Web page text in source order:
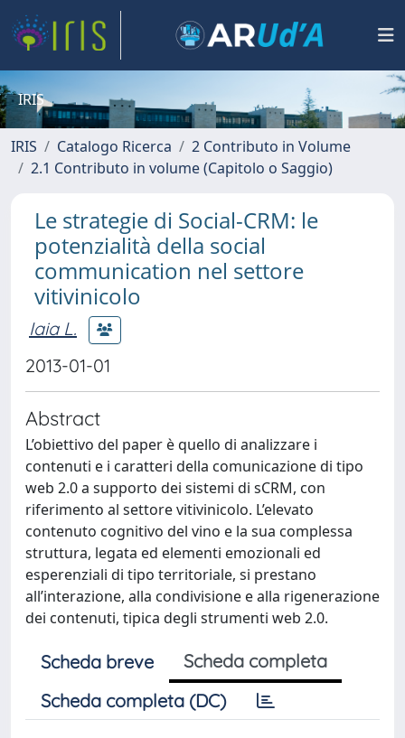
IRIS
IRIS Catalogo Ricerca
2 Contributo in Volume
2.1 Contributo in volume (Capitolo o Saggio)
Le strategie di Social-CRM: le
potenzialità della social
communication nel settore
vitivinicolo
Iaia L.
2013-01-01
Abstract
L’obiettivo del paper è quello di analizzare i
contenuti e i caratteri della comunicazione di tipo
web 2.0 a supporto dei sistemi di sCRM, con
riferimento al settore vitivinicolo. L’elevato
contenuto cognitivo del vino e la sua complessa
struttura, legata ed elementi emozionali ed
esperenziali di tipo territoriale, si prestano
all’interazione, alla condivisione e alla rigenerazione
dei contenuti, tipica degli strumenti web 2.0.
Scheda breve
Scheda completa
Scheda completa (DC)